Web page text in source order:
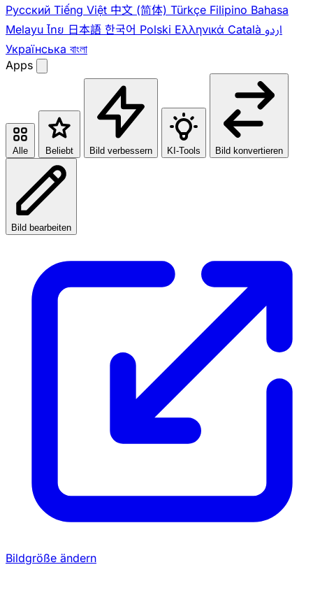
Pусский Tiếng Việt 中文 (简体) Türkçe Filipino Bahasa
Melayu ไทย 日本語 한국어 Polski Ελληνικά Català اردو
Українська বাংলা
Apps
Alle Beliebt Bild verbessern KI-Tools Bild konvertieren
Bild bearbeiten
Bildgröße ändern